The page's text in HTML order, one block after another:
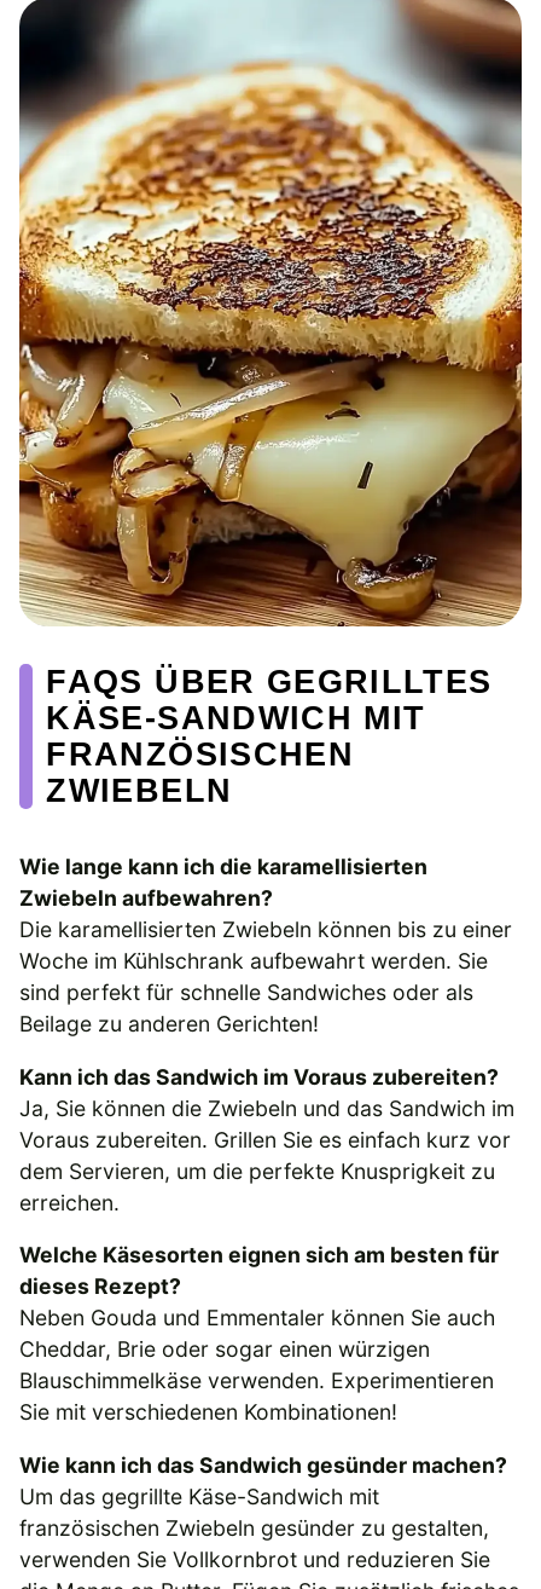
FAQS ÜBER GEGRILLTES
KÄSE-SANDWICH MIT
FRANZÖSISCHEN
ZWIEBELN
Wie lange kann ich die karamellisierten
Zwiebeln aufbewahren?
Die karamellisierten Zwiebeln können bis zu einer
Woche im Kühlschrank aufbewahrt werden. Sie
sind perfekt für schnelle Sandwiches oder als
Beilage zu anderen Gerichten!
Kann ich das Sandwich im Voraus zubereiten?
Ja, Sie können die Zwiebeln und das Sandwich im
Voraus zubereiten. Grillen Sie es einfach kurz vor
dem Servieren, um die perfekte Knusprigkeit zu
erreichen.
Welche Käsesorten eignen sich am besten für
dieses Rezept?
Neben Gouda und Emmentaler können Sie auch
Cheddar, Brie oder sogar einen würzigen
Blauschimmelkäse verwenden. Experimentieren
Sie mit verschiedenen Kombinationen!
Wie kann ich das Sandwich gesünder machen?
Um das gegrillte Käse-Sandwich mit
französischen Zwiebeln gesünder zu gestalten,
verwenden Sie Vollkornbrot und reduzieren Sie